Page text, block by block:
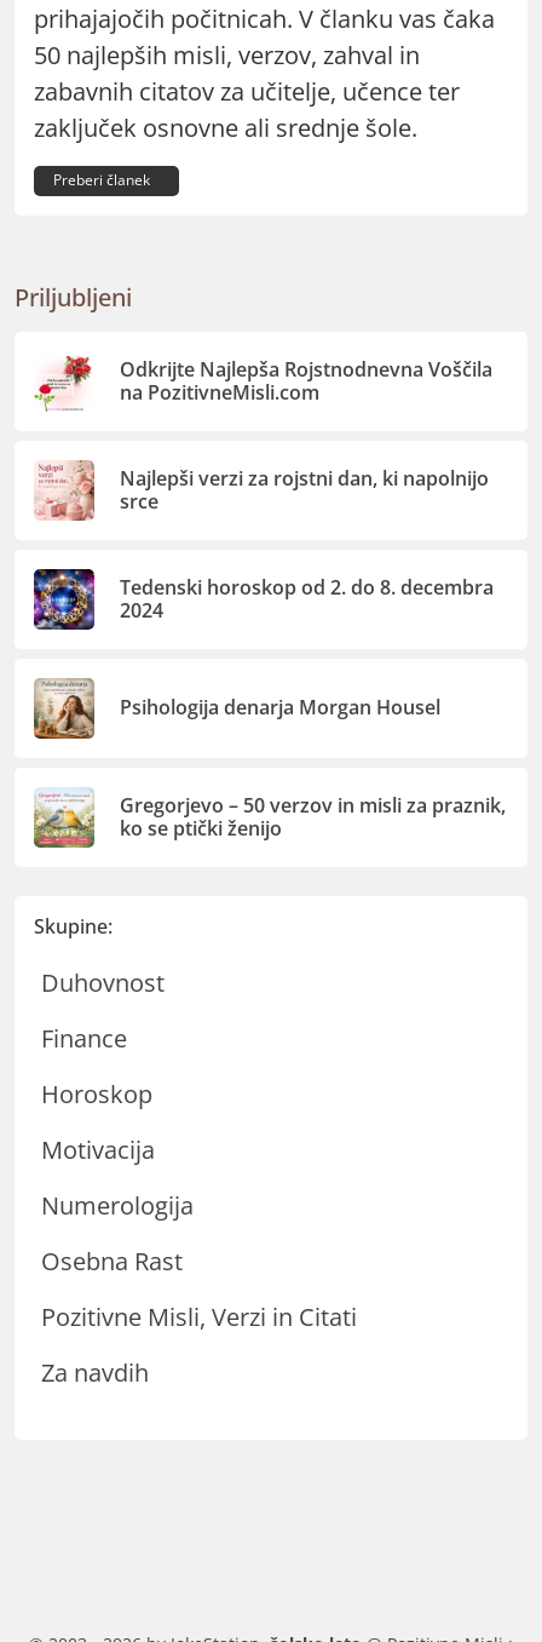
prihajajočih počitnicah. V članku vas čaka
50 najlepših misli, verzov, zahval in
zabavnih citatov za učitelje, učence ter
zaključek osnovne ali srednje šole.
Preberi članek
Priljubljeni
Odkrijte Najlepša Rojstnodnevna Voščila
na PozitivneMisli.com
Najlepši verzi za rojstni dan, ki napolnijo
srce
Tedenski horoskop od 2. do 8. decembra
2024
Psihologija denarja Morgan Housel
Gregorjevo – 50 verzov in misli za praznik,
ko se ptički ženijo
Skupine:
Duhovnost
Finance
Horoskop
Motivacija
Numerologija
Osebna Rast
Pozitivne Misli, Verzi in Citati
Za navdih